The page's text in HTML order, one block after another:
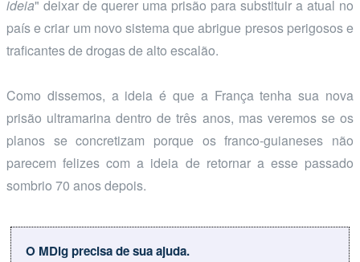
ideia" deixar de querer uma prisão para substituir a atual no
país e criar um novo sistema que abrigue presos perigosos e
traficantes de drogas de alto escalão.
Como dissemos, a ideia é que a França tenha sua nova
prisão ultramarina dentro de três anos, mas veremos se os
planos se concretizam porque os franco-guianeses não
parecem felizes com a ideia de retornar a esse passado
sombrio 70 anos depois.
O MDig precisa de sua ajuda.